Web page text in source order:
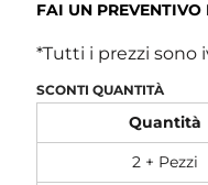
FAI UN
*Tutti i prezzi sono
SCONTI QUANTITÀ
Quantità
2 + Pezzi